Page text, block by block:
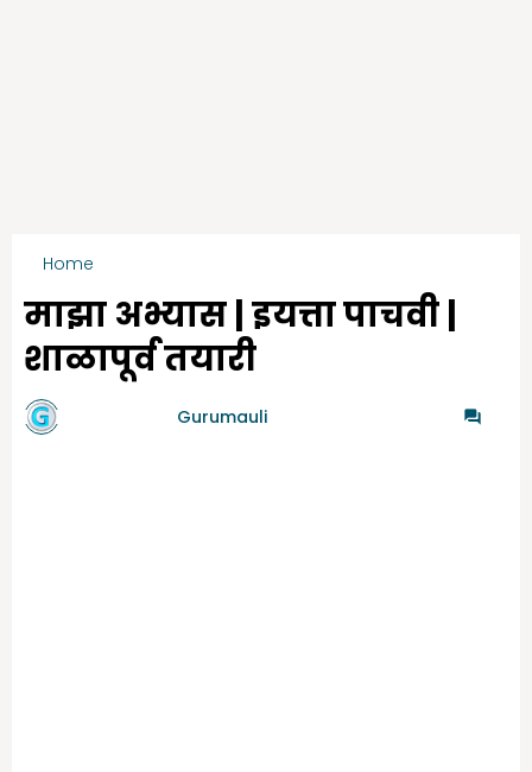
Home
माझा अभ्यास | इयत्ता पाचवी |
शाळापूर्व तयारी
Gurumauli